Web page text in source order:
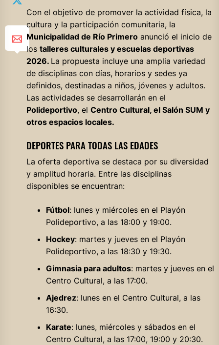
Con el objetivo de promover la actividad física, la
cultura y la participación comunitaria, la
Municipalidad de Río Primeroanunció el inicio de
los talleres culturales y escuelas deportivas
2026. La propuesta incluye una amplia variedad
de disciplinas con días, horarios y sedes ya
definidos, destinadas a niños, jóvenes y adultos.
Las actividades se desarrollarán en el
Polideportivo, el Centro Cultural, el Salón SUM y
otros espacios locales.
DEPORTES PARA TODAS LAS EDADES
La oferta deportiva se destaca por su diversidad
y amplitud horaria. Entre las disciplinas
disponibles se encuentran:
Fútbol: lunes y miércoles en el Playón
Polideportivo, a las 18:00 y 19:00.
Hockey: martes y jueves en el Playón
Polideportivo, a las 18:30 y 19:30.
Gimnasia para adultos: martes y jueves en el
Centro Cultural, a las 17:00.
Ajedrez: lunes en el Centro Cultural, a las
16:30.
Karate: lunes, miércoles y sábados en el
Centro Cultural, a las 17:00, 19:00 y 20:30.